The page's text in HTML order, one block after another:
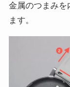
金属のつまみを
ます。